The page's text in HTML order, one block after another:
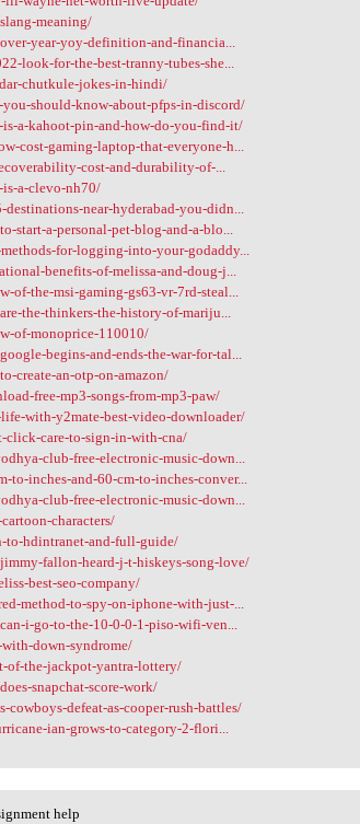
meaning/
year-yoy-definition-and-financia...
look-for-the-best-tranny-tubes-she...
chutkule-jokes-in-hindi/
should-know-about-pfps-in-discord/
a-kahoot-pin-and-how-do-you-find-it/
cost-gaming-laptop-that-everyone-h...
cost-and-durability-of-...
a-clevo-nh70/
near-hyderabad-you-didn...
start-a-personal-pet-blog-and-a-blo...
for-logging-into-your-godaddy...
benefits-of-melissa-and-doug-j...
of-the-msi-gaming-gs63-vr-7rd-steal...
the-thinkers-the-history-of-mariju...
of-monoprice-110010/
begins-and-ends-the-war-for-tal...
create-an-otp-on-amazon/
free-mp3-songs-from-mp3-paw/
with-y2mate-best-video-downloader/
click-care-to-sign-in-with-cna/
club-free-electronic-music-down...
inches-and-60-cm-to-inches-conver...
club-free-electronic-music-down...
characters/
to-hdintranet-and-full-guide/
fallon-heard-j-t-hiskeys-song-love/
best-seo-company/
method-to-spy-on-iphone-with-just-...
i-go-to-the-10-0-0-1-piso-wifi-ven...
down-syndrome/
of-the-jackpot-yantra-lottery/
snapchat-score-work/
defeat-as-cooper-rush-battles/
ian-grows-to-category-2-flori...
help